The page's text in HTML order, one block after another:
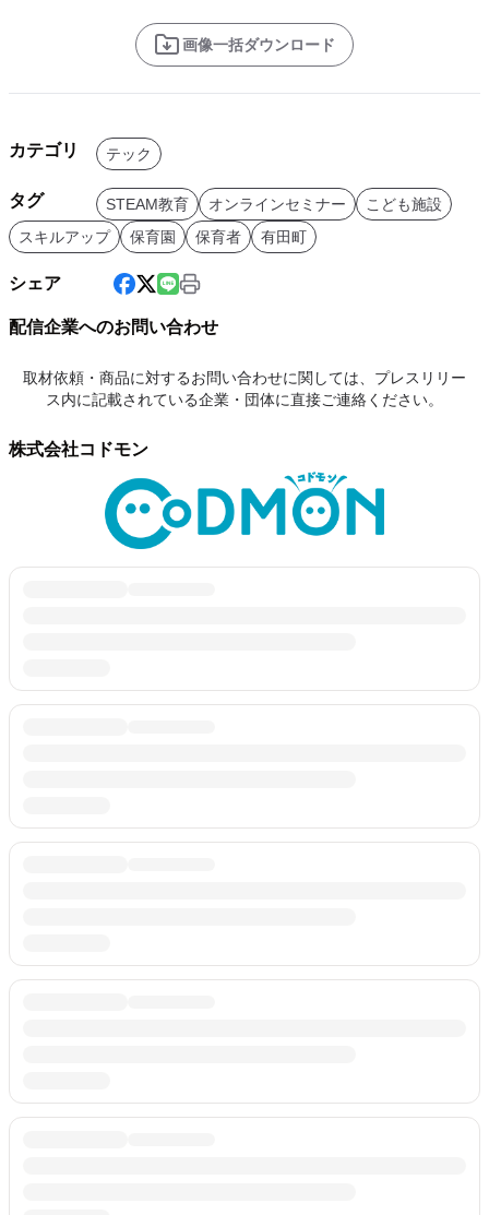
画像一括ダウンロード
カテゴリ テック
タグ STEAM教育 オンラインセミナー
こども施設
スキルアップ
保育園 保育者 有田町
シェア
配信企業へのお問い合わせ
取材依頼・商品に対するお問い合わせに関しては、プレスリリー
ス内に記載されている企業・団体に直接ご連絡ください。
株式会社コドモン